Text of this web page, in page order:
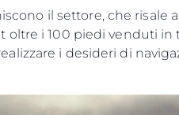
il settore, che risale
oltre i 100 piedi venduti in
i desideri di
Brokerage
Eventi